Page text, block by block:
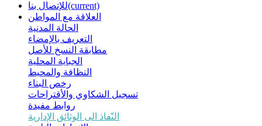
للإتصال بنا(current)
العلاقة مع المواطن
الحالة المدنية
التعريف بالإمضاء
مطابقة النسخ للأصل
الجباية المحلية
النظافة والمحيط
رخص البناء
تسجيل الشكاوي والأقتراحات
روابط مفيدة
النّفاذ الى الوثائق الإدارية